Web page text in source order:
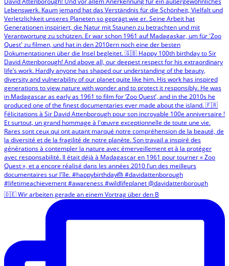
🇩🇪 Wir arbeiten gerade an einem Vortrag über den B